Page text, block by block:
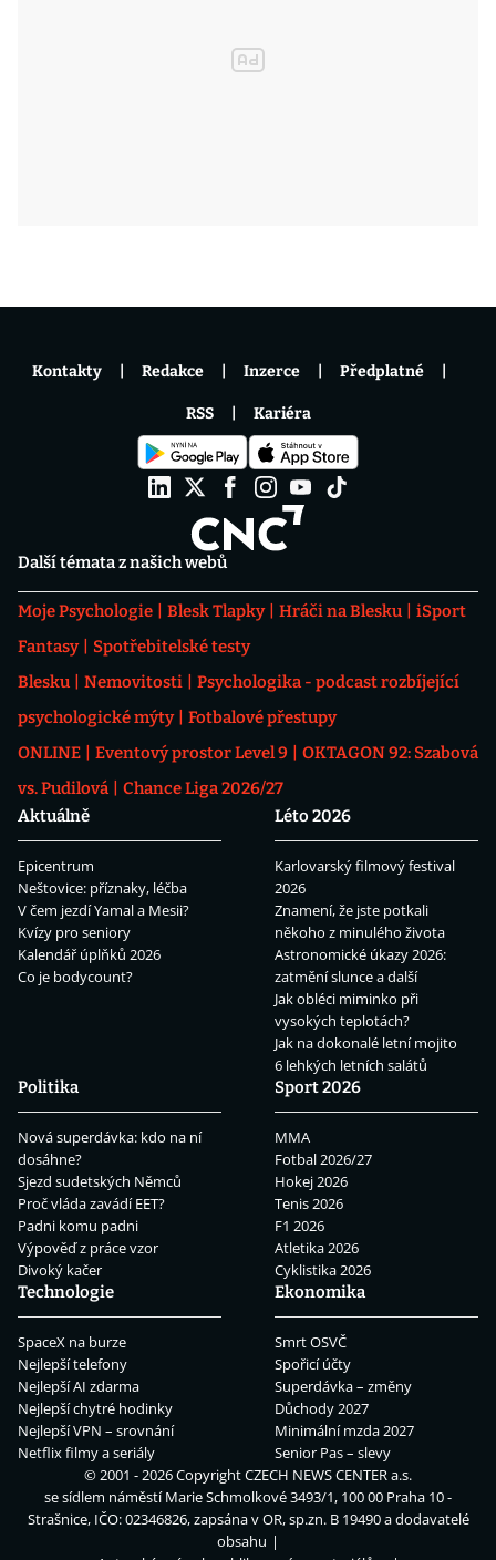
Další témata z našich webů
Moje Psychologie Blesk Tlapky Hráči na Blesku
iSport
Fantasy
Spotřebitelské testy
Blesku
Nemovitosti
Psychologika - podcast rozbíjející
psychologické mýty
Fotbalové přestupy
ONLINE
Eventový prostor Level 9
OKTAGON 92: Szabová
vs. Pudilová
Chance Liga 2026/27
Aktuálně
Epicentrum
Neštovice: příznaky, léčba
V čem jezdí Yamal a Mesii?
Kvízy pro seniory
Kalendář úplňků 2026
Co je bodycount?
Léto 2026
Karlovarský filmový festival
2026
Znamení, že jste potkali
někoho z minulého života
Astronomické úkazy 2026:
zatmění slunce a další
Jak obléci miminko při
vysokých teplotách?
Jak na dokonalé letní mojito
6 lehkých letních salátů
Politika
Nová superdávka: kdo na ní
dosáhne?
Sjezd sudetských Němců
Proč vláda zavádí EET?
Padni komu padni
Výpověď z práce vzor
Divoký kačer
Sport 2026
MMA
Fotbal 2026/27
Hokej 2026
Tenis 2026
F1 2026
Atletika 2026
Cyklistika 2026
Technologie
SpaceX na burze
Nejlepší telefony
Nejlepší AI zdarma
Nejlepší chytré hodinky
Nejlepší VPN – srovnání
Netflix filmy a seriály
Ekonomika
Smrt OSVČ
Spořicí účty
Superdávka – změny
Důchody 2027
Minimální mzda 2027
Senior Pas – slevy
Kontakty Redakce Inzerce Předplatné
RSS Kariéra
© 2001 - 2026 CopyrightCZECH NEWS CENTER a.s.
se sídlem náměstí Marie Schmolkové 3493/1, 100 00 Praha 10 -
Strašnice, IČO: 02346826, zapsána v OR, sp.zn. B 19490 a dodavatelé
obsahu